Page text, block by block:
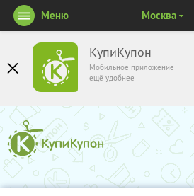
КупиКупон
Мобильное приложение
ещё удобнее
Меню Москва